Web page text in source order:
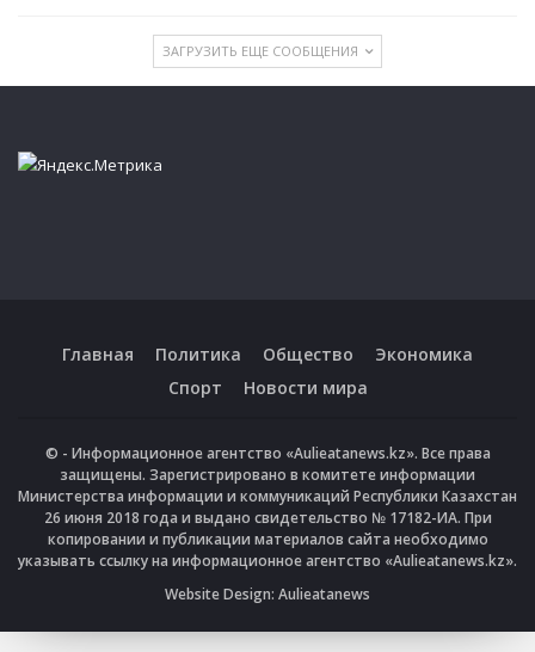
ЗАГРУЗИТЬ ЕЩЕ СООБЩЕНИЯ
Главная Политика Общество
Экономика
Спорт
Новости мира
© - Информационное агентство «Aulieatanews.kz». Все права
защищены. Зарегистрировано в комитете информации
Министерства информации и коммуникаций Республики Казахстан
26 июня 2018 года и выдано свидетельство № 17182-ИА. При
копировании и публикации материалов сайта необходимо
указывать ссылку на информационное агентство «Aulieatanews.kz».
Website Design: Aulieatanews